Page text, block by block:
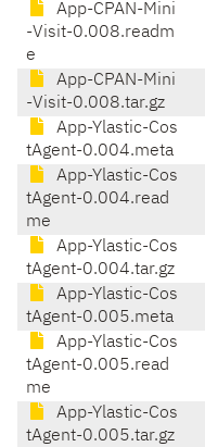
App-CPAN-Mini
-Visit-0.008.readm
e
App-CPAN-Mini
-Visit-0.008.tar.gz
App-Ylastic-Cos
tAgent-0.004.meta
App-Ylastic-Cos
tAgent-0.004.read
me
App-Ylastic-Cos
tAgent-0.004.tar.gz
App-Ylastic-Cos
tAgent-0.005.meta
App-Ylastic-Cos
tAgent-0.005.read
me
App-Ylastic-Cos
tAgent-0.005.tar.gz